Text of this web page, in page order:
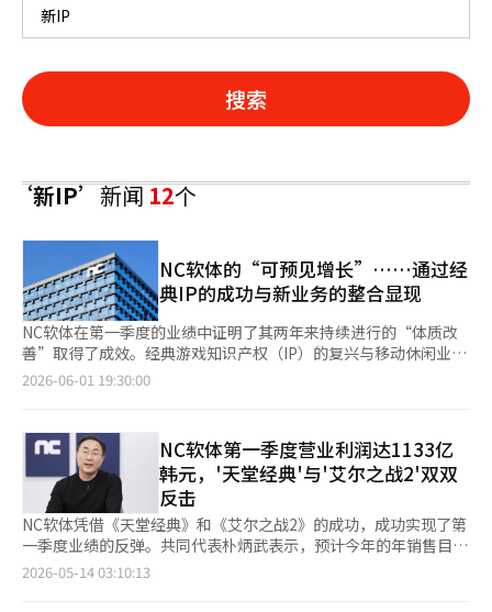
搜索
‘新IP’新闻12个
NC软体的“可预见增长”……通过经
典IP的成功与新业务的整合显现
NC软体在第一季度的业绩中证明了其两年来持续进行的“体质改
善”取得了成效。经典游戏知识产权（IP）的复兴与移动休闲业务
的整合同时推进，使得收入和利润均大幅超出市场预期。业界普遍
告了合并基础上5574亿韩元的收入，1133亿韩元的营业利润，以
及1524亿韩元的净利润。与去年同期相比，收入增长了55%，与
上一季度相比增长了38%，营业利润则较去年同期（52亿韩元）
激增2070%。 业绩反弹的主要动力被认为是《艾欧尼亚2》和《天
堂经典》这两款PC多角色在线游戏（MMORPG）的双双成功。第
一季度PC游戏收入达到3184亿韩元，同比增加210%，环比增长
69%。这是NC历史上单季度最大的PC收入记录。自2017年《天堂
M》发布以来，NC的PC游戏收入首次超过了移动游戏收入。 去年
2026-06-01 19:30:00
NC软体第一季度营业利润达1133亿
韩元，'天堂经典'与'艾尔之战2'双双
反击
NC软体凭借《天堂经典》和《艾尔之战2》的成功，成功实现了第
一季度业绩的反弹。共同代表朴炳武表示，预计今年的年销售目标
将超过2.5万亿韩元，并计划在明年推出10余款新作。 NC在2026
2026-05-14 03:10:13